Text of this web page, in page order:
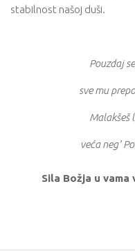
stabilnost našoj duši.
Pouzdaj
sve mu
Malakšeš
veća neg’
Sila Božja u